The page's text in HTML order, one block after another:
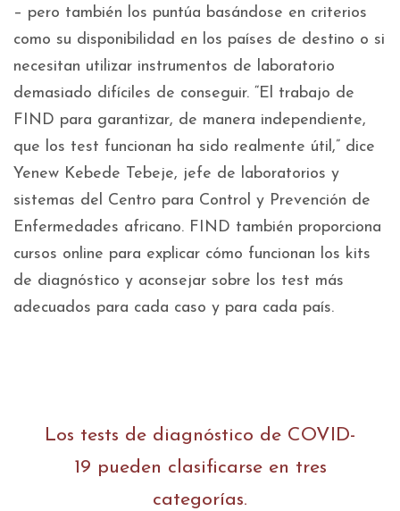
– pero también los puntúa basándose en criterios
como su disponibilidad en los países de destino o si
necesitan utilizar instrumentos de laboratorio
demasiado difíciles de conseguir. “El trabajo de
FIND para garantizar, de manera independiente,
que los test funcionan ha sido realmente útil,” dice
Yenew Kebede Tebeje, jefe de laboratorios y
sistemas del Centro para Control y Prevención de
Enfermedades africano. FIND también proporciona
cursos online para explicar cómo funcionan los kits
de diagnóstico y aconsejar sobre los test más
adecuados para cada caso y para cada país.
Los tests de diagnóstico de COVID-
19 pueden clasificarse en tres
categorías.